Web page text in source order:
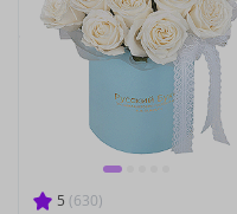
5 (630)